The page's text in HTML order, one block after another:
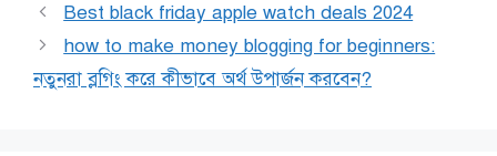
Best black friday apple watch deals 2024
how to make money blogging for beginners:
নতুনরা ব্লগিং করে কীভাবে অর্থ উপার্জন করবেন?